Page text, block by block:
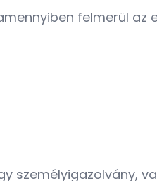
felmerül